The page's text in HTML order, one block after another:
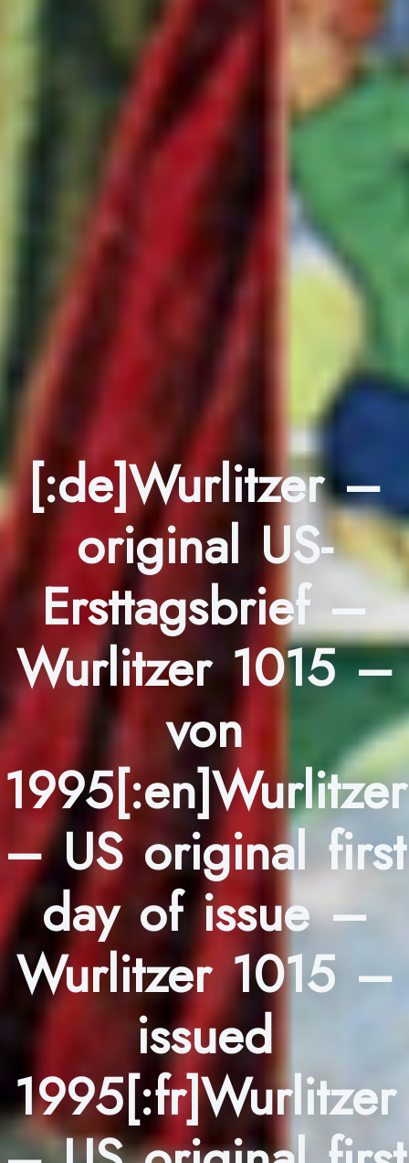
[:de]Wurlitzer –
original US-
Ersttagsbrief –
Wurlitzer 1015 –
von
1995[:en]Wurlitzer
– US original first
day of issue –
Wurlitzer 1015 –
issued
1995[:fr]Wurlitzer